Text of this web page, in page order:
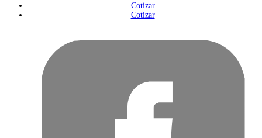
Cotizar
Cotizar